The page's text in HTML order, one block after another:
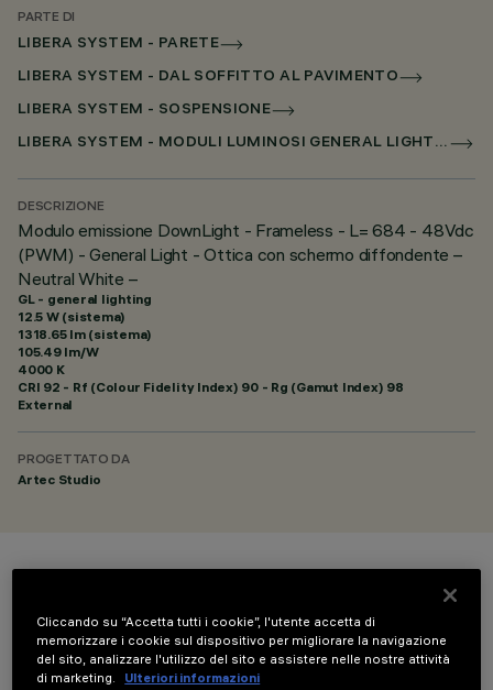
PARTE DI
LIBERA SYSTEM - PARETE
LIBERA SYSTEM - DAL SOFFITTO AL PAVIMENTO
LIBERA SYSTEM - SOSPENSIONE
LIBERA SYSTEM - MODULI LUMINOSI GENERAL LIGHTING
DESCRIZIONE
Modulo emissione DownLight - Frameless - L= 684 - 48Vdc
(PWM) - General Light - Ottica con schermo diffondente –
Neutral White –
GL - general lighting
12.5 W (sistema)
1318.65 lm (sistema)
105.49 lm/W
4000 K
CRI 92 - Rf (Colour Fidelity Index) 90 - Rg (Gamut Index) 98
External
PROGETTATO DA
Artec Studio
Cliccando su “Accetta tutti i cookie”, l'utente accetta di
memorizzare i cookie sul dispositivo per migliorare la navigazione
del sito, analizzare l'utilizzo del sito e assistere nelle nostre attività
di marketing.
Ulteriori informazioni